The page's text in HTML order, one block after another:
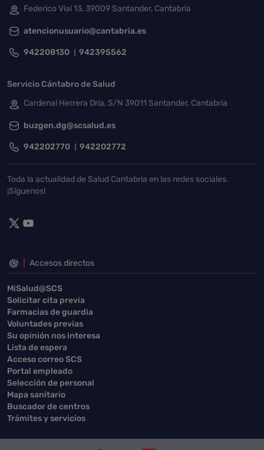
Federico Vial 13, 39009 Santander, Cantabria
atencionusuario@cantabria.es
942208130 942395562
Servicio Cántabro de Salud
Cardenal Herrera Oria, S/N 39011 Santander, Cantabria
buzgen.dg@scsalud.es
942202770 942202772
Toda la actualidad de Salud Cantabria en las redes sociales.
¡Síguenos!
Accesos directos
MiSalud@SCS
Solicitar cita previa
Farmacias de guardia
Voluntades previas
Su opinión nos interesa
Lista de espera
Acceso correo SCS
Portal empleado
Selección de personal
Mapa sanitario
Buscador de centros
Trámites y servicios